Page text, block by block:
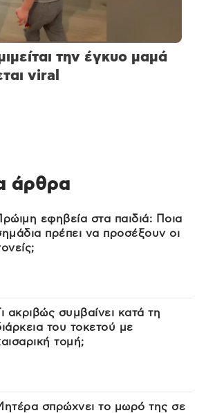
την έγκυο μαμά
viral
άρθρα
εφηβεία στα παιδιά: Ποια
πρέπει να προσέξουν οι
ακριβώς συμβαίνει κατά τη
του τοκετού με
τομή;
σπρώχνει το μωρό της σε